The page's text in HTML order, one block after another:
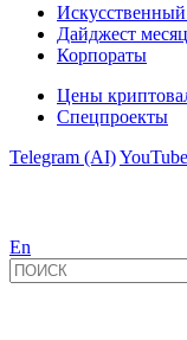
Дайджест
Корпораты
Цены
Спецпроекты
Telegram (AI)YouTube
En